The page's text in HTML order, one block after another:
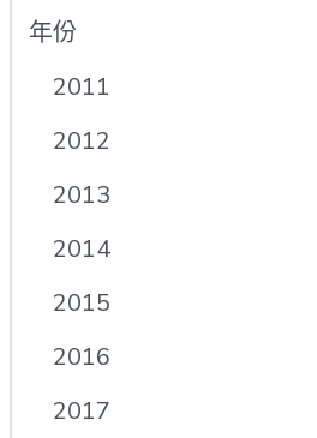
年份
2011
2012
2013
2014
2015
2016
2017